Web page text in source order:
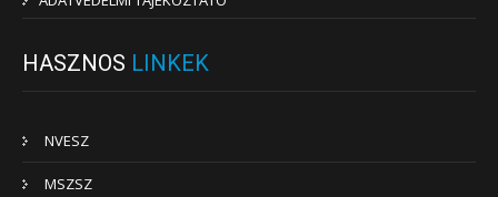
HASZNOS LINKEK
NVESZ
MSZSZ